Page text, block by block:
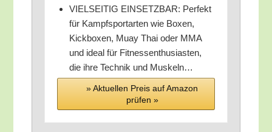
VIELSEITIG EINSETZBAR: Per­fekt
für Kampf­sport­ar­ten wie Boxen,
Kick­bo­xen, Muay Thai oder MMA
und ide­al für Fit­nessen­thu­si­as­ten,
die ihre Tech­nik und Muskeln…
» Aktu­el­len Preis auf Ama­zon
prü­fen »